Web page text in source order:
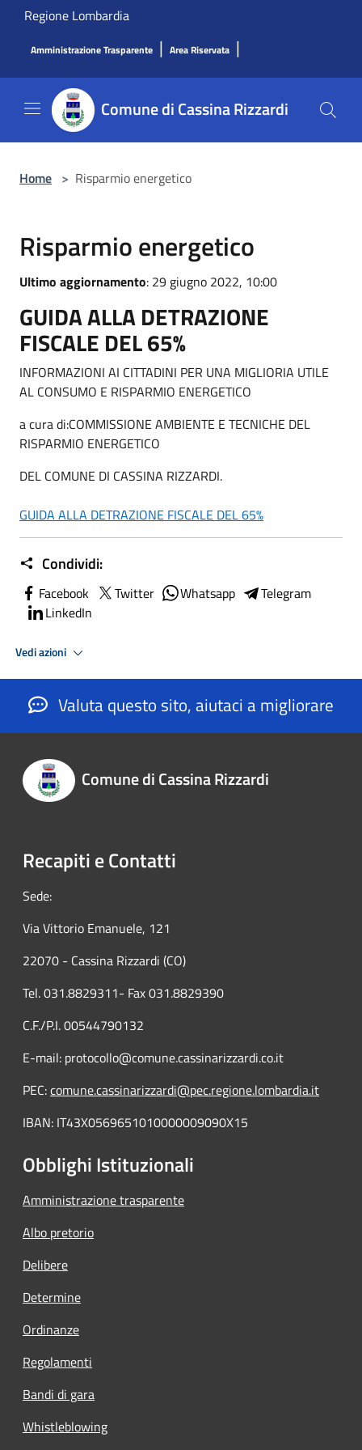
Salta al contenuto principale
Regione Lombardia
Amministrazione Trasparente | Area Riservata |
Comune di Cassina Rizzardi
Home > Risparmio energetico
Risparmio energetico
Ultimo aggiornamento: 29 giugno 2022, 10:00
GUIDA ALLA DETRAZIONE
FISCALE DEL 65%
INFORMAZIONI AI CITTADINI PER UNA MIGLIORIA UTILE
AL CONSUMO E RISPARMIO ENERGETICO
a cura di:COMMISSIONE AMBIENTE E TECNICHE DEL
RISPARMIO ENERGETICO
DEL COMUNE DI CASSINA RIZZARDI.
GUIDA ALLA DETRAZIONE FISCALE DEL 65%
Condividi:
Facebook Twitter Whatsapp
Telegram
LinkedIn
Vedi azioni
Valuta questo sito, aiutaci a migliorare
Comune di Cassina Rizzardi
Recapiti e Contatti
Sede:
Via Vittorio Emanuele, 121
22070 - Cassina Rizzardi (CO)
Tel. 031.8829311- Fax 031.8829390
C.F./P.I. 00544790132
E-mail: protocollo@comune.cassinarizzardi.co.it
PEC:comune.cassinarizzardi@pec.regione.lombardia.it
IBAN: IT43X0569651010000009090X15
Obblighi Istituzionali
Amministrazione trasparente
Albo pretorio
Delibere
Determine
Ordinanze
Regolamenti
Bandi di gara
Whistleblowing